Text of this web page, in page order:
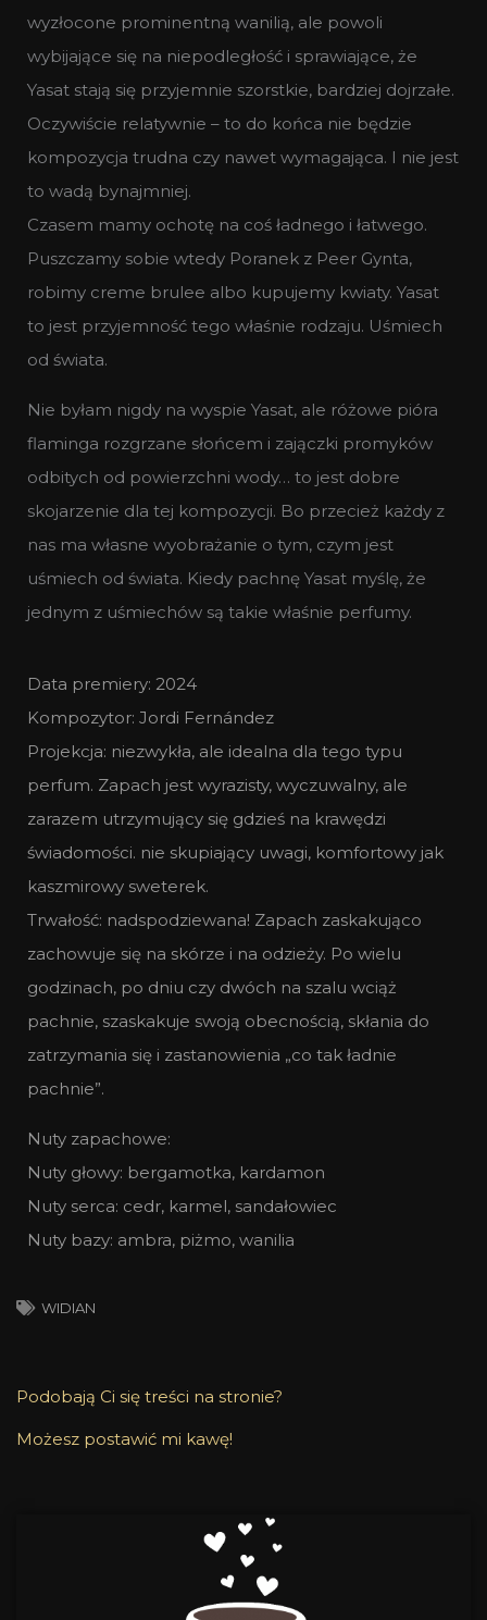
wyzłocone prominentną wanilią, ale powoli
wybijające się na niepodległość i sprawiające, że
Yasat stają się przyjemnie szorstkie, bardziej dojrzałe.
Oczywiście relatywnie – to do końca nie będzie
kompozycja trudna czy nawet wymagająca. I nie jest
to wadą bynajmniej.
Czasem mamy ochotę na coś ładnego i łatwego.
Puszczamy sobie wtedy Poranek z Peer Gynta,
robimy creme brulee albo kupujemy kwiaty. Yasat
to jest przyjemność tego właśnie rodzaju. Uśmiech
od świata.
Nie byłam nigdy na wyspie Yasat, ale różowe pióra
flaminga rozgrzane słońcem i zajączki promyków
odbitych od powierzchni wody… to jest dobre
skojarzenie dla tej kompozycji. Bo przecież każdy z
nas ma własne wyobrażanie o tym, czym jest
uśmiech od świata. Kiedy pachnę Yasat myślę, że
jednym z uśmiechów są takie właśnie perfumy.
Data premiery: 2024
Kompozytor: Jordi Fernández
Projekcja: niezwykła, ale idealna dla tego typu
perfum. Zapach jest wyrazisty, wyczuwalny, ale
zarazem utrzymujący się gdzieś na krawędzi
świadomości. nie skupiający uwagi, komfortowy jak
kaszmirowy sweterek.
Trwałość: nadspodziewana! Zapach zaskakująco
zachowuje się na skórze i na odzieży. Po wielu
godzinach, po dniu czy dwóch na szalu wciąż
pachnie, szaskakuje swoją obecnością, skłania do
zatrzymania się i zastanowienia „co tak ładnie
pachnie”.
Nuty zapachowe:
Nuty głowy: bergamotka, kardamon
Nuty serca: cedr, karmel, sandałowiec
Nuty bazy: ambra, piżmo, wanilia
WIDIAN
Podobają Ci się treści na stronie?
Możesz postawić mi kawę!